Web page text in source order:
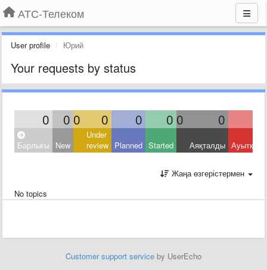
АТС-Телеком
User profile Юрий
Your requests by status
0 0 0 0 0 0 0 0
Барлығы New
Under
review Planned Started Аяқталды
Жаңа өзгерістермен
No topics
Customer support service by UserEcho